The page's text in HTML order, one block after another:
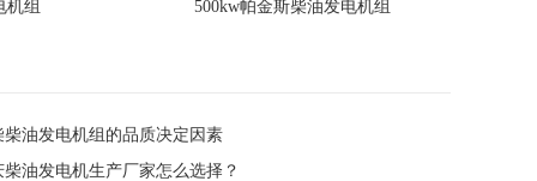
机组 500kw帕金斯柴油发电机组
柴油发电机组的品质决定因素
柴油发电机生产厂家怎么选择？